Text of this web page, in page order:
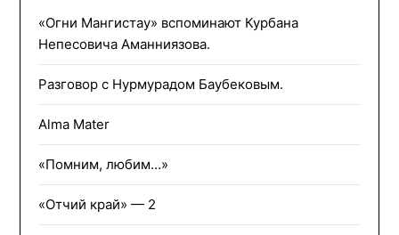
«Огни Мангистау» вспоминают Курбана
Непесовича Аманниязова.
Разговор с Нурмурадом Баубековым.
Alma Mater
«Помним, любим…»
«Отчий край» — 2